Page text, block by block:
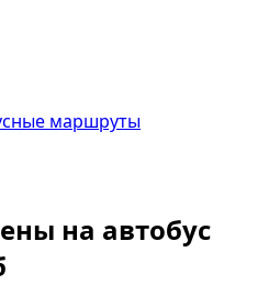
маршруты
на автобус